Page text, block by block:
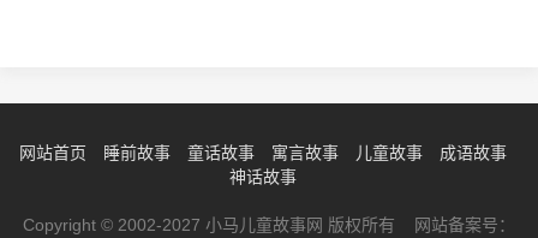
网站首页 睡前故事 童话故事 寓言故事 儿童故事
成语故事
神话故事
Copyright © 2002-2027 小马儿童故事网 版权所有 网站备案号：